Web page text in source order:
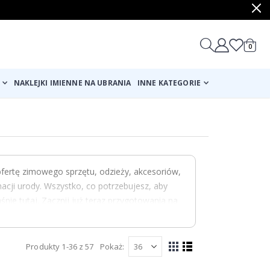
Cart
0
NAKLEJKI IMIENNE NA UBRANIA INNE KATEGORIE
zimowego sprzętu, odzieży, akcesoriów,
urody. Wszystko, co potrzebujesz, aby
tutaj. Zacznij już teraz przygotowania na
na zimę.
Produkty 1-36z57 Pokaż
Zobacz
Siatka
Lista